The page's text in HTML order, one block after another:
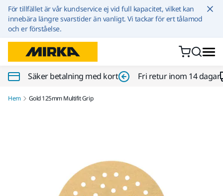
Hoppa till innehållet
För tillfället är vår kundservice ej vid full kapacitet, vilket kan
innebära längre svarstider än vanligt. Vi tackar för ert tålamod
och er förståelse.
Säker betalning med kort Fri retur inom 14 dagar
Hem Gold 125mm Multifit Grip